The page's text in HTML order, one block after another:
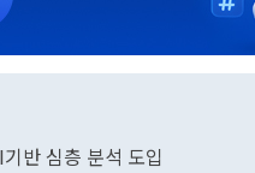
반 심층 분석 도입